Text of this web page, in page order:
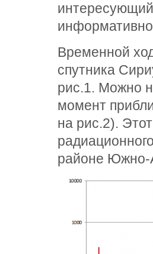
Временной
спутника
рис.1. Можно
момент
на рис.2).
районе Южно-